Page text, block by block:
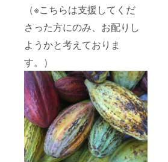
（※こちらは支援してくだ
さった方にのみ、お配りし
ようかと考えておりま
す。）